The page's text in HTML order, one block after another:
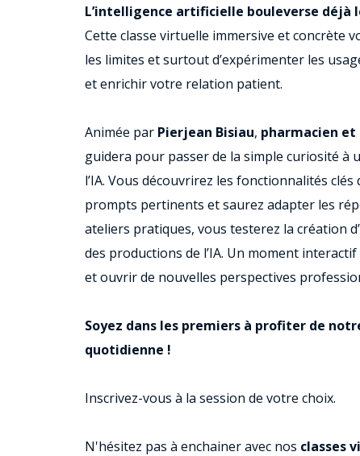
L’intelligence artificielle bouleverse déjà
Cette classe virtuelle immersive et concrète
les limites et surtout d’expérimenter les
et enrichir votre relation patient.
Animée par Pierjean Bisiau, pharmacien
guidera pour passer de la simple curiosité à
l’IA. Vous découvrirez les fonctionnalités
prompts pertinents et saurez adapter les
ateliers pratiques, vous testerez la création
des productions de l’IA. Un moment
et ouvrir de nouvelles perspectives
Soyez dans les premiers à profiter de
quotidienne !
Inscrivez-vous à la session de votre choix.
N'hésitez pas à enchainer avec nos classes